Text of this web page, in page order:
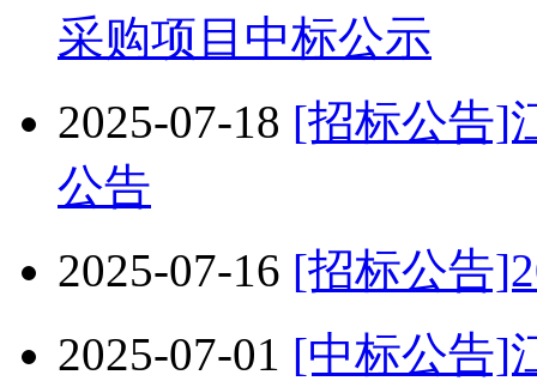
采购项目中标公示
2025-07-18 [招标公告]
公告
2025-07-16 [招标公告
2025-07-01 [中标公告]